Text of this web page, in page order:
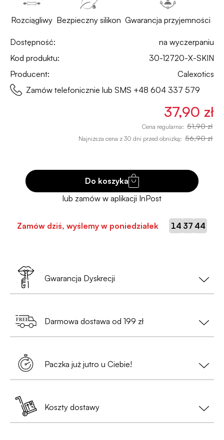
Rozciągliwy Bezpieczny silikon Gwarancja przyjemności
Dostępność:
na wyczerpaniu
Kod produktu:
30-12720-X-SKIN
Producent:
Calexotics
Zamów telefonicznie lub SMS +48 604 337 579
37,90 zł
Cena regularna: 51,90 zł
Najniższa cena z 30 dni przed obniżką: 56,90 zł
Do koszyka
Zamów dziś, wyślemy w poniedziałek 14 :37 :43
Gwarancja Dyskrecji
•
•Paczka będzie całkowicie anonimowa,
• Na etykiecie znajdzie sięneutralny nadawca,
Darmowa dostawa od 199 zł
dostawą
. Szybko, wygodnie i bez
dodatkowych warunków.
Paczka już jutro u Ciebie!
samego dnia (w dni robocze).
Jest już po 13:00? Zamów teraz – wyślemy w
Koszty dostawy